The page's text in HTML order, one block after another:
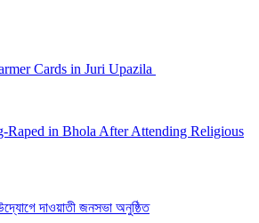
Cards in Juri Upazila
Raped in Bhola After Attending Religious
দাওয়াতী জনসভা অনুষ্ঠিত